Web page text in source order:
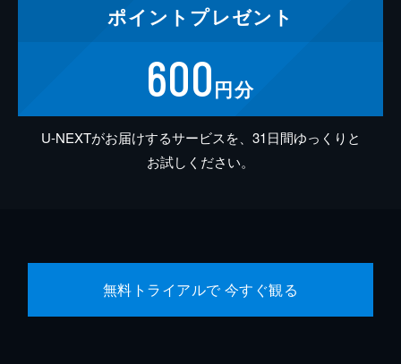
ポイント プレゼント
600円分
U-NEXTがお届けするサービスを、31日間ゆっくりと
お試しください。
無料トライアルで 今すぐ観る